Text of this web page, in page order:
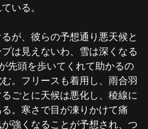
いる。
が、彼らの予想通り悪天候と
は見えないわ、雪は深くなる
先頭を歩いてくれて助かるの
。フリースも着用し、雨合羽
ごとに天候は悪化し、稜線に
。寒さで目が凍りかけて痛
強くなることが予想され、つ